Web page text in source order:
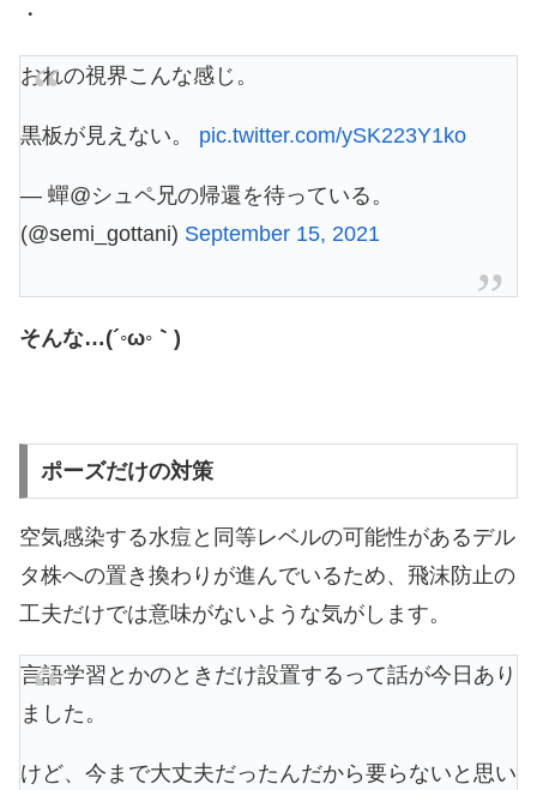
・
おれの視界こんな感じ。
黒板が見えない。 pic.twitter.com/ySK223Y1ko
— 蟬@シュペ兄の帰還を待っている。
(@semi_gottani) September 15, 2021
そんな…(´◦ω◦｀)
ポーズだけの対策
空気感染する水痘と同等レベルの可能性があるデル
タ株への置き換わりが進んでいるため、飛沫防止の
工夫だけでは意味がないような気がします。
言語学習とかのときだけ設置するって話が今日あり
ました。
けど、今まで大丈夫だったんだから要らないと思い